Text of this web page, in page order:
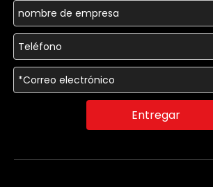
Entregar